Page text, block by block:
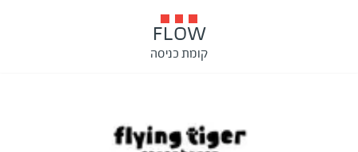
FLOW
קומת כניסה